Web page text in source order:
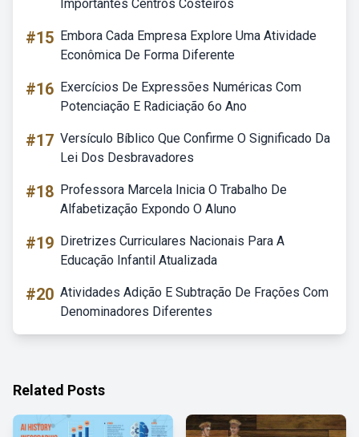
Importantes Centros Costeiros
#15 Embora Cada Empresa Explore Uma Atividade
Econômica De Forma Diferente
#16 Exercícios De Expressões Numéricas Com
Potenciação E Radiciação 6o Ano
#17 Versículo Bíblico Que Confirme O Significado Da
Lei Dos Desbravadores
#18 Professora Marcela Inicia O Trabalho De
Alfabetização Expondo O Aluno
#19 Diretrizes Curriculares Nacionais Para A
Educação Infantil Atualizada
#20 Atividades Adição E Subtração De Frações Com
Denominadores Diferentes
Related Posts